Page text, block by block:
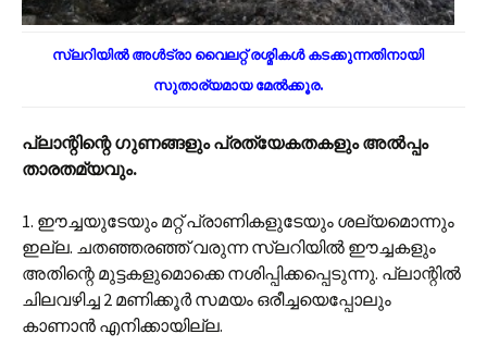
സ്ലറിയിൽ അൾട്രാ വൈലറ്റ് രശ്മികൾ കടക്കുന്നതിനായി
സുതാര്യമായ മേൽക്കൂര.
പ്ലാന്റിന്റെ ഗുണങ്ങളും പ്രത്യേകതകളും അൽ‌പ്പം
താരത‌മ്യവും.
1. ഈച്ചയുടേയും മറ്റ് പ്രാണികളുടേയും ശല്യമൊന്നും
ഇല്ല. ചതഞ്ഞരഞ്ഞ് വരുന്ന സ്ലറിയിൽ ഈച്ചകളും
അതിന്റെ മുട്ടകളുമൊക്കെ നശിപ്പിക്കപ്പെടുന്നു. പ്ലാന്റിൽ
ചിലവഴിച്ച 2 മണിക്കൂർ സമയം ഒരീച്ചയെപ്പോലും
കാണാൻ എനിക്കായില്ല.